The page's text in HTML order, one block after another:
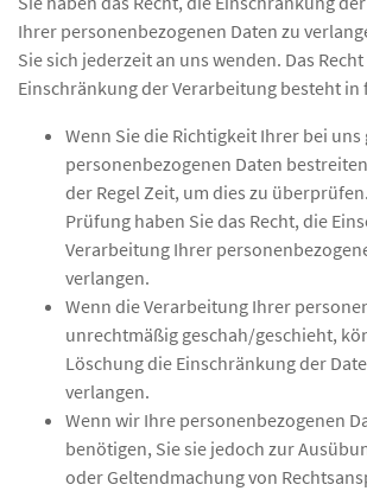
Ihrer personenbezogenen Daten zu
Sie sich jederzeit an uns wenden. Das
Einschränkung der Verarbeitung besteht in
Wenn Sie die Richtigkeit Ihrer bei
personenbezogenen Daten
der Regel Zeit, um dies zu
Prüfung haben Sie das Recht, die
Verarbeitung Ihrer
verlangen.
Wenn die Verarbeitung Ihrer
unrechtmäßig geschah/geschieht,
Löschung die Einschränkung der
verlangen.
Wenn wir Ihre personenbezogenen
benötigen, Sie sie jedoch zur
oder Geltendmachung von